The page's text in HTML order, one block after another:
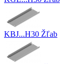
KBJ...H30 Žľab